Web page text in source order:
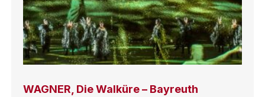
WAGNER, Die Walküre – Bayreuth